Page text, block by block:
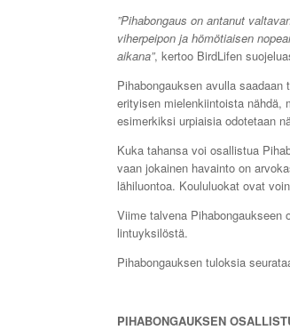
”Pihabongaus on antanut
viherpeipon ja hömötiaisen
aikana”, kertoo BirdLifen
Pihabongauksen avulla
erityisen mielenkiintoista nähdä,
esimerkiksi urpiaisia odotetaan
Kuka tahansa voi osallistua
vaan jokainen havainto on
lähiluontoa. Koululuokat ovat
Viime talvena
lintuyksilöstä.
Pihabongauksen tuloksia
PIHABONGAUKSEN